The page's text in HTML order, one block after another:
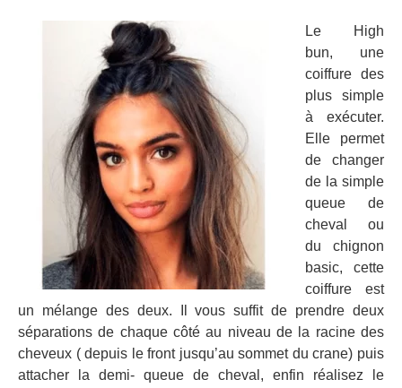
Le High
bun, une
coiffure des
plus simple
à exécuter.
Elle permet
de changer
de la simple
queue de
cheval ou
du chignon
basic, cette
coiffure est
un mélange des deux. Il vous suffit de prendre deux
séparations de chaque côté au niveau de la racine des
cheveux ( depuis le front jusqu’au sommet du crane) puis
attacher la demi- queue de cheval, enfin réalisez le